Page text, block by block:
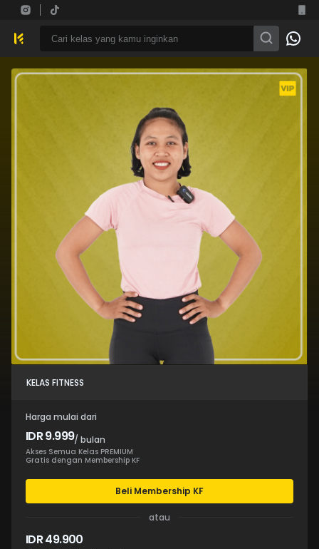
KELAS FITNESS
Harga mulai dari
IDR 9.999/ bulan
Akses Semua Kelas PREMIUM
Gratis dengan Membership KF
Beli Membership KF
atau
IDR 49.900